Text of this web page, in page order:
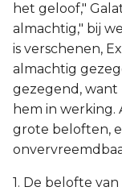
het geloof,"
almachtig," bij
is verschenen,
almachtig
gezegend,
hem in werking.
grote beloften,
1. De belofte